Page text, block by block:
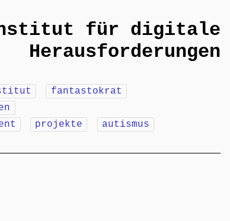
für digitale
Herausforderungen
fantastokrat
projekte autismus